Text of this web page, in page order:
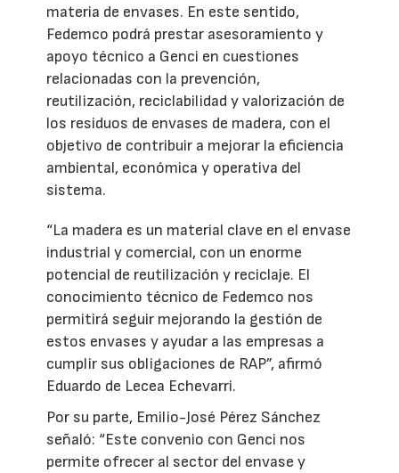
materia de envases. En este sentido,
Fedemco podrá prestar asesoramiento y
apoyo técnico a Genci en cuestiones
relacionadas con la prevención,
reutilización, reciclabilidad y valorización de
los residuos de envases de madera, con el
objetivo de contribuir a mejorar la eficiencia
ambiental, económica y operativa del
sistema.
“La madera es un material clave en el envase
industrial y comercial, con un enorme
potencial de reutilización y reciclaje. El
conocimiento técnico de Fedemco nos
permitirá seguir mejorando la gestión de
estos envases y ayudar a las empresas a
cumplir sus obligaciones de RAP”, afirmó
Eduardo de Lecea Echevarri.
Por su parte, Emilio-José Pérez Sánchez
señaló: “Este convenio con Genci nos
permite ofrecer al sector del envase y